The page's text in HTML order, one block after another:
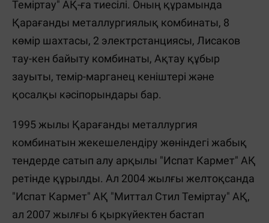
Теміртау" АҚ-ға тиесілі. Оның құрамында
Қарағанды металлургиялық комбинаты, 8
көмір шахтасы, 2 электрстанциясы, Лисаков
тау-кен байыту комбинаты, Ақтау құбыр
зауыты, темір-марганец кеніштері және
қосалқы кәсіпорындары бар.
1995 жылы Қарағанды металлургия
комбинатын жекешелендіру жөніндегі жабық
тендерде сатып алу арқылы "Испат Кармет" АҚ
ретінде құрылды. Ал 2004 жылғы желтоқсанда
"Испат Кармет" АҚ "Миттал Стил Теміртау" АҚ,
ал 2007 жылғы 6 қыркүйектен бастап